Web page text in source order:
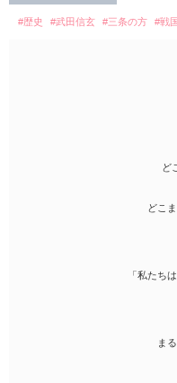
#歴史 #武田信玄 #三条の方 #戦
ど
どこ
「私たち
ま